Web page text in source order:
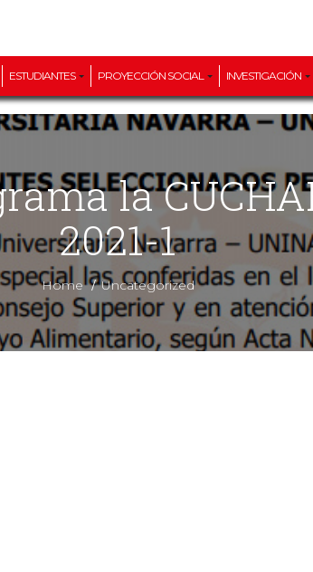
ESTUDIANTES PROYECCIÓN SOCIAL INVESTIGACIÓN
2021-1
Home/Uncategorized